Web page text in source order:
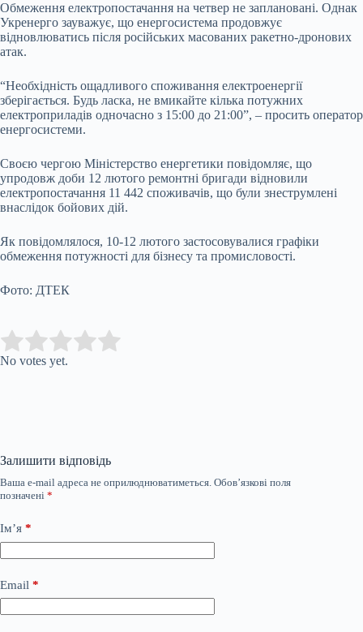
Обмеження електропостачання на четвер не заплановані. Однак
Укренерго зауважує, що енергосистема продовжує
відновлюватись після російських масованих ракетно-дронових
атак.
“Необхідність ощадливого споживання електроенергії
зберігається. Будь ласка, не вмикайте кілька потужних
електроприладів одночасно з 15:00 до 21:00”, – просить оператор
енергосистеми.
Своєю чергою Міністерство енергетики повідомляє, що
упродовж доби 12 лютого ремонтні бригади відновили
електропостачання 11 442 споживачів, що були знеструмлені
внаслідок бойових дій.
Як повідомлялося, 10-12 лютого застосовувалися графіки
обмеження потужності для бізнесу та промисловості.
Фото: ДТЕК
Rate this item:
No votes yet.
Залишити відповідь
Ваша e-mail адреса не оприлюднюватиметься. Обов’язкові поля
позначені *
Ім’я *
Email *